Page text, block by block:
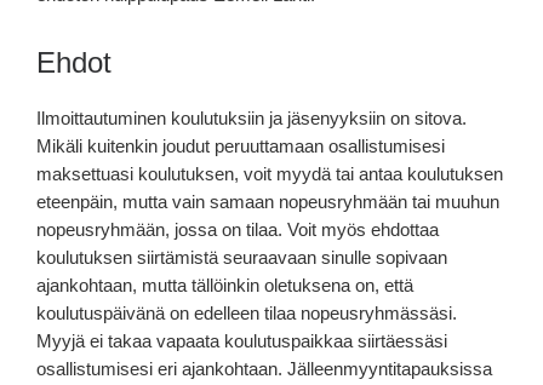
Ehdot
Ilmoittautuminen koulutuksiin ja jäsenyyksiin on sitova.
Mikäli kuitenkin joudut peruuttamaan osallistumisesi
maksettuasi koulutuksen, voit myydä tai antaa koulutuksen
eteenpäin, mutta vain samaan nopeusryhmään tai muuhun
nopeusryhmään, jossa on tilaa. Voit myös ehdottaa
koulutuksen siirtämistä seuraavaan sinulle sopivaan
ajankohtaan, mutta tällöinkin oletuksena on, että
koulutuspäivänä on edelleen tilaa nopeusryhmässäsi.
Myyjä ei takaa vapaata koulutuspaikkaa siirtäessäsi
osallistumisesi eri ajankohtaan. Jälleenmyyntitapauksissa